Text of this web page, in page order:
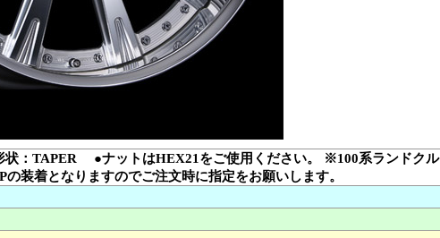
：TAPER ●ナットはHEX21をご使用ください。 ※100系ランドクル
装着となりますのでご注文時に指定をお願いします。